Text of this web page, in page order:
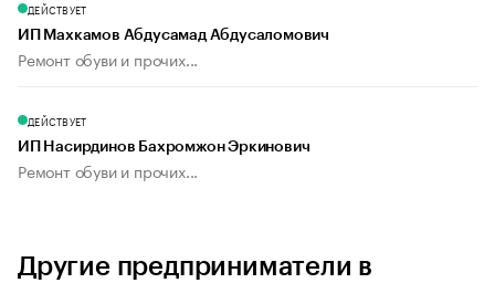
ДЕЙСТВУЕТ
ИП Махкамов Абдусамад Абдусаломович
Ремонт обуви и прочих...
ДЕЙСТВУЕТ
ИП Насирдинов Бахромжон Эркинович
Ремонт обуви и прочих...
Другие предприниматели в